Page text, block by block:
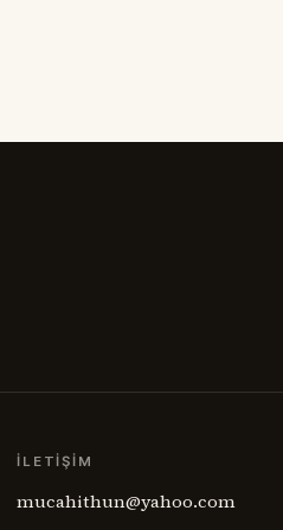
İLETIŞIM
mucahithun@yahoo.com